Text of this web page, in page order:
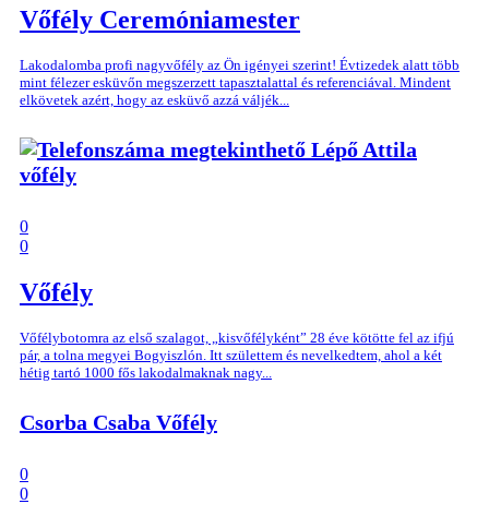
Vőfély Ceremóniamester
Lakodalomba profi nagyvőfély az Ön igényei szerint! Évtizedek alatt több
mint félezer esküvőn megszerzett tapasztalattal és referenciával. Mindent
elkövetek azért, hogy az esküvő azzá váljék...
Lépő Attila
vőfély
0
0
Vőfély
Vőfélybotomra az első szalagot, „kisvőfélyként” 28 éve kötötte fel az ifjú
pár, a tolna megyei Bogyiszlón. Itt születtem és nevelkedtem, ahol a két
hétig tartó 1000 fős lakodalmaknak nagy...
Csorba Csaba Vőfély
0
0